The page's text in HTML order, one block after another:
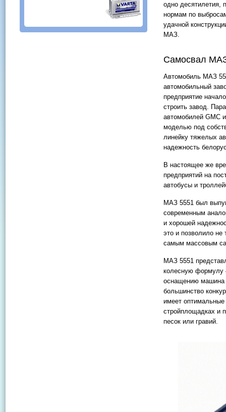
одно десятилетия,
нормам по
удачной
МАЗ.
Самосвал
Автомобиль МАЗ
автомобильный
предприятие
строить завод.
автомобилей GMC
моделью под
линейку тяжелых
надежность
В настоящее же
предприятий на
автобусы и
МАЗ 5551 был
современным
и хорошей
это и позволило не
самым массовым
МАЗ 5551
колесную формулу
оснащению машина
большинство
имеет оптимальные
стройплощадках и
песок или гравий.